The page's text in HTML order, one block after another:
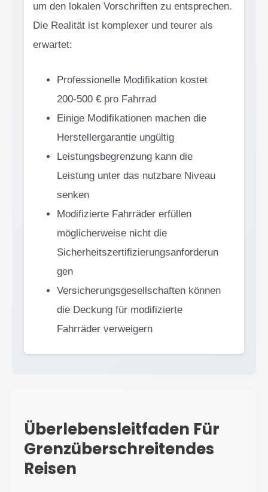
um den lokalen Vorschriften zu entsprechen.
Die Realität ist komplexer und teurer als
erwartet:
Professionelle Modifikation kostet
200-500 € pro Fahrrad
Einige Modifikationen machen die
Herstellergarantie ungültig
Leistungsbegrenzung kann die
Leistung unter das nutzbare Niveau
senken
Modifizierte Fahrräder erfüllen
möglicherweise nicht die
Sicherheitszertifizierungsanforderun
gen
Versicherungsgesellschaften können
die Deckung für modifizierte
Fahrräder verweigern
Überlebensleitfaden Für
Grenzüberschreitendes
Reisen